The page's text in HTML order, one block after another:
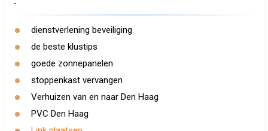
-
dienstverlening beveiliging
de beste klustips
goede zonnepanelen
stoppenkast vervangen
Verhuizen van en naar Den Haag
PVC Den Haag